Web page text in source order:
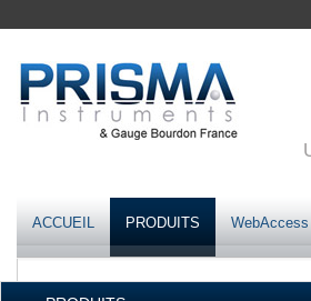
ACCUEIL PRODUITS WebAccess